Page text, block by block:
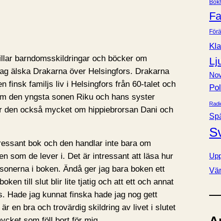
barndomsskildringar och böcker om
älska Drakarna över Helsingfors. Drakarna
finsk familjs liv i Helsingfors från 60-talet och
den yngsta sonen Riku och hans syster
den också mycket om hippiebrorsan Dani och
bok och den handlar inte bara om
som de lever i. Det är intressant att läsa hur
i boken. Ändå ger jag bara boken ett
till slut blir lite tjatig och att ett och annat
Hade jag kunnat finska hade jag nog gett
en bra och trovärdig skildring av livet i slutet
e
r